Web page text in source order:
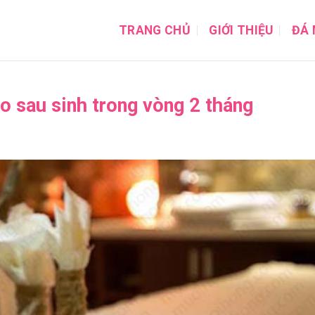
TRANG CHỦ GIỚI THIỆU ĐÁ
sau sinh trong vòng 2 tháng